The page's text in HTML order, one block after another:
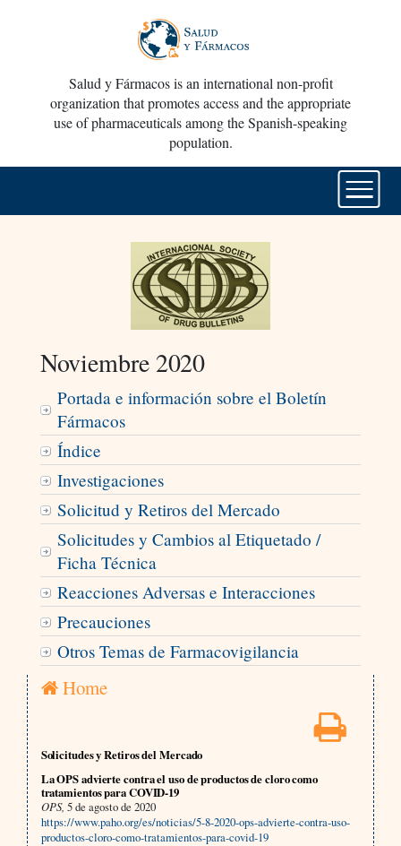
Salud y Fármacos is an international non-profit
organization that promotes access and the appropriate
use of pharmaceuticals among the Spanish-speaking
population.
Noviembre 2020
Portada e información sobre el Boletín
Fármacos
Índice
Investigaciones
Solicitud y Retiros del Mercado
Solicitudes y Cambios al Etiquetado /
Ficha Técnica
Reacciones Adversas e Interacciones
Precauciones
Otros Temas de Farmacovigilancia
Home
Solicitudes y Retiros del Mercado
La OPS advierte contra el uso de productos de cloro como
tratamientos para COVID-19
OPS, 5 de agosto de 2020
https://www.paho.org/es/noticias/5-8-2020-ops-advierte-contra-uso-
productos-cloro-como-tratamientos-para-covid-19